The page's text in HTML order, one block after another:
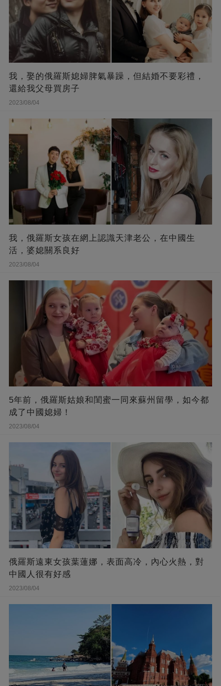
我，娶的俄羅斯媳婦脾氣暴躁，但結婚不要彩禮，
還給我父母買房子
2023/08/04
我，俄羅斯女孩在網上認識天津老公，在中國生
活，婆媳關系良好
2023/08/04
5年前，俄羅斯姑娘和閨蜜一同來蘇州留學，如今都
成了中國媳婦！
2023/08/04
俄羅斯遠東女孩葉蓮娜，表面高冷，內心火熱，對
中國人很有好感
2023/08/04